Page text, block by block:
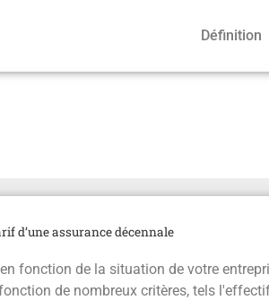
Définition
d’une assurance décennale
fonction de la situation de votre
de nombreux critères, tels